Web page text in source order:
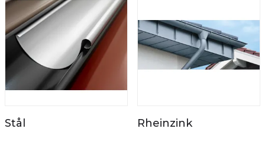
Stål Rheinzink